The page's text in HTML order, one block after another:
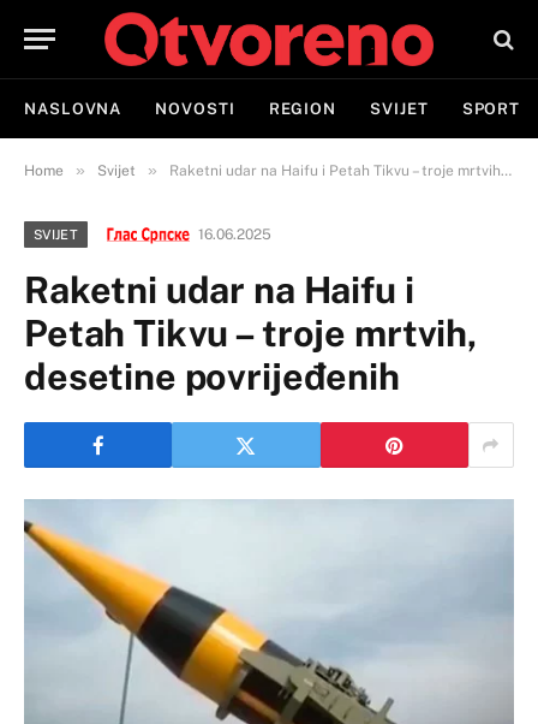
NASLOVNA NOVOSTI REGION SVIJET SPORT
Home » Svijet » Raketni udar na Haifu i Petah Tikvu – troje mrtvih, desetine povrijeđenih
SVIJET 16.06.2025
Raketni udar na Haifu i
Petah Tikvu – troje mrtvih,
desetine povrijeđenih